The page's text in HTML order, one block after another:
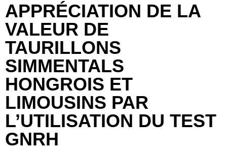
APPRÉCIATION DE LA
VALEUR DE
TAURILLONS
SIMMENTALS
HONGROIS ET
LIMOUSINS PAR
L’UTILISATION DU TEST
GNRH